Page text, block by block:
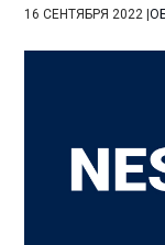
16 СЕНТЯБРЯ 2022 |